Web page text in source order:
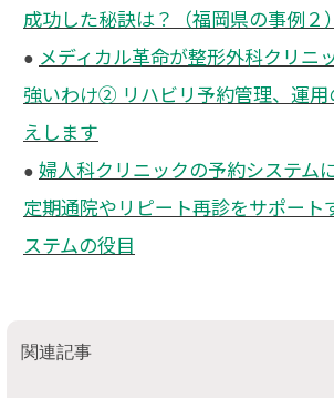
成功した秘訣は？（福岡県の事例２）
● メディカル革命が整形外科クリニ
強いわけ② リハビリ予約管理、運
えします
● 婦人科クリニックの予約システム
定期通院やリピート再診をサポート
ステムの役目
関連記事